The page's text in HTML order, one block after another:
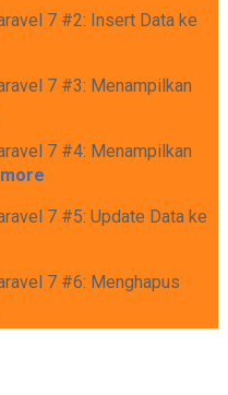
7 #2: Insert Data ke
7 #3: Menampilkan
7 #4: Menampilkan
7 #5: Update Data ke
7 #6: Menghapus